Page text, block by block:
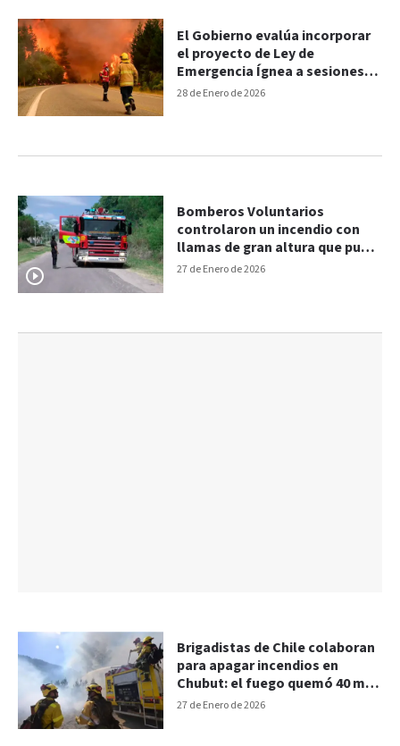
28 de Enero de 2026
El Gobierno evalúa incorporar
el proyecto de Ley de
Emergencia Ígnea a sesiones
extraordinarias
27 de Enero de 2026
Bomberos Voluntarios
controlaron un incendio con
llamas de gran altura que puso
en riesgo viviendas en Paraná
27 de Enero de 2026
Brigadistas de Chile colaboran
para apagar incendios en
Chubut: el fuego quemó 40 mil
hectáreas